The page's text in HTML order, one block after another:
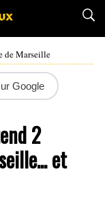
de Marseille
Google
2
et